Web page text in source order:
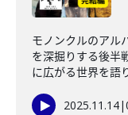
モノンクルのアル
を深掘りする後半
に広がる世界を語
2025.11.14|